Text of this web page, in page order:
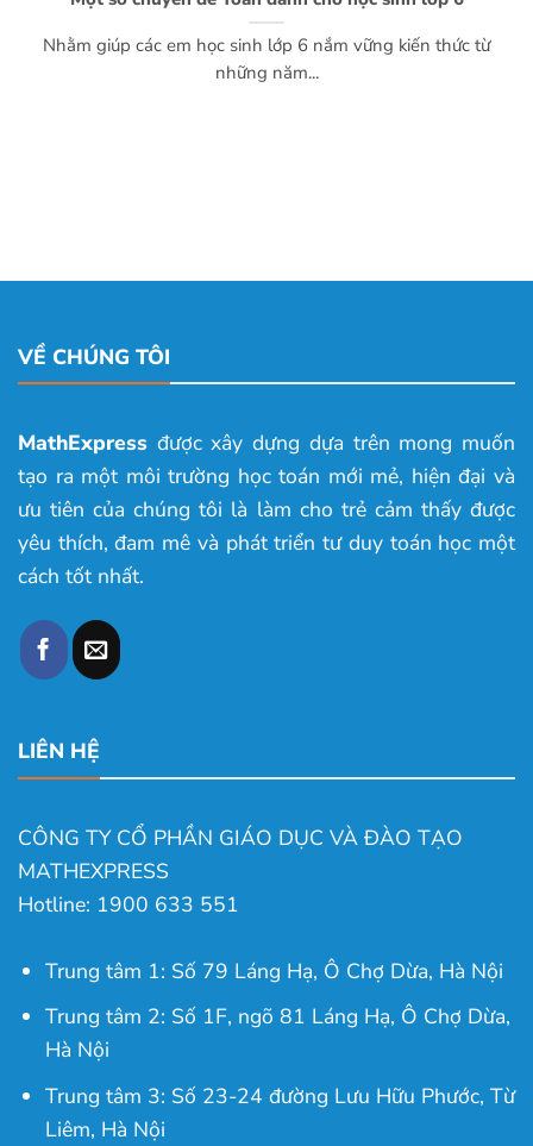
Nhằm giúp các em học sinh lớp 6 nắm vững kiến thức từ
những năm...
VỀ CHÚNG TÔI
MathExpress được xây dựng dựa trên mong muốn
tạo ra một môi trường học toán mới mẻ, hiện đại và
ưu tiên của chúng tôi là làm cho trẻ cảm thấy được
yêu thích, đam mê và phát triển tư duy toán học một
cách tốt nhất.
LIÊN HỆ
CÔNG TY CỔ PHẦN GIÁO DỤC VÀ ĐÀO TẠO
MATHEXPRESS
Hotline: 1900 633 551
Trung tâm 1: Số 79 Láng Hạ, Ô Chợ Dừa, Hà Nội
Trung tâm 2: Số 1F, ngõ 81 Láng Hạ, Ô Chợ Dừa,
Hà Nội
Trung tâm 3: Số 23-24 đường Lưu Hữu Phước, Từ
Liêm, Hà Nội